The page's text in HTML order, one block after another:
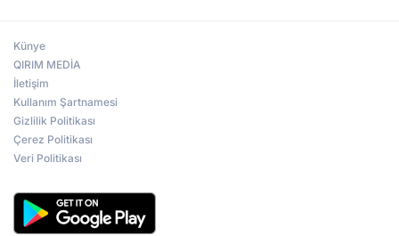
Künye
QIRIM MEDİA
İletişim
Kullanım Şartnamesi
Gizlilik Politikası
Çerez Politikası
Veri Politikası